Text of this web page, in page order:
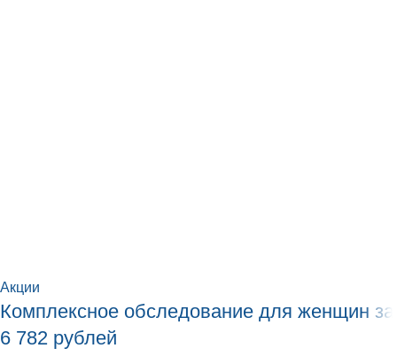
Акции
Комплексное обследование для женщин за
6 782 рублей